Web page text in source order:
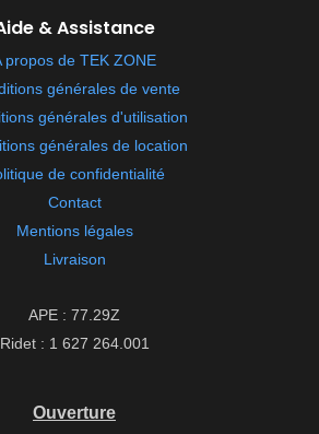
& Assistance
propos de TEK ZONE
générales de vente
générales d'utilisation
générales de location
de confidentialité
Contact
Mentions légales
Livraison
APE : 77.29Z
Ridet : 1 627 264.001
Ouverture